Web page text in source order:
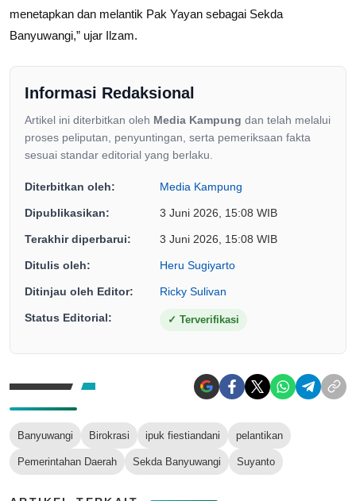
menetapkan dan melantik Pak Yayan sebagai Sekda
Banyuwangi,” ujar Ilzam.
Informasi Redaksional
Artikel ini diterbitkan oleh Media Kampung dan telah melalui
proses peliputan, penyuntingan, serta pemeriksaan fakta
sesuai standar editorial yang berlaku.
Diterbitkan oleh: Media Kampung
Dipublikasikan: 3 Juni 2026, 15:08 WIB
Terakhir diperbarui: 3 Juni 2026, 15:08 WIB
Ditulis oleh: Heru Sugiyarto
Ditinjau oleh Editor: Ricky Sulivan
Status Editorial: ✓ Terverifikasi
Banyuwangi Birokrasi ipuk fiestiandani pelantikan
Pemerintahan Daerah Sekda Banyuwangi Suyanto